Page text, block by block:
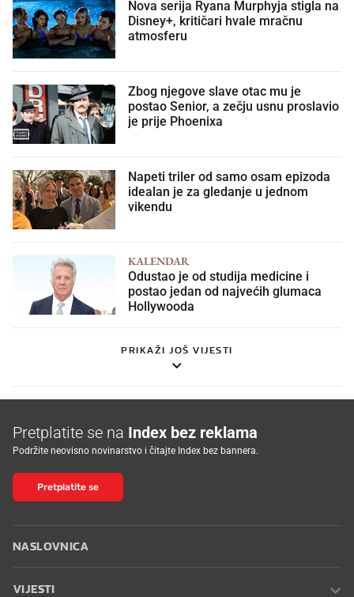
Nova serija Ryana Murphyja stigla na
Disney+, kritičari hvale mračnu
atmosferu
Zbog njegove slave otac mu je
postao Senior, a zečju usnu proslavio
je prije Phoenixa
Napeti triler od samo osam epizoda
idealan je za gledanje u jednom
vikendu
KALENDAR
Odustao je od studija medicine i
postao jedan od najvećih glumaca
Hollywooda
PRIKAŽI JOŠ VIJESTI
Pretplatite se na Index bez reklama
Podržite neovisno novinarstvo i čitajte Index bez bannera.
Pretplatite se
NASLOVNICA
VIJESTI